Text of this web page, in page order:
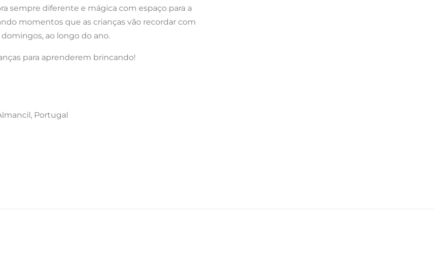
sempre diferente e mágica com espaço para a
momentos que as crianças vão recordar com
ao longo do ano.
para aprenderem brincando!
Portugal